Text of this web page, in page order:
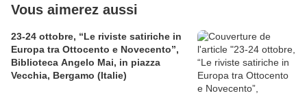
Vous aimerez aussi
23-24 ottobre, “Le riviste satiriche in
Europa tra Ottocento e Novecento”,
Biblioteca Angelo Mai, in piazza
Vecchia, Bergamo (Italie)